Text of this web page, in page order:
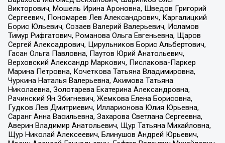
Викторович, Мошель Ирина Ароновна, Шведов Григорий
Сергеевич, Пономарев Лев Александрович, Каргалицкий
Борис Юльевич, Созаев Валерий Валерьевич, Исламов
Тимур Рифгатович, Романова Ольга Евгеньевна, Щаров
Сергей Алексадрович, Цирульников Борис Альбертович,
Гасан Ольга Павловна, Паутов Юрий Анатольевич,
Верховский Александр Маркович, Пислакова-Паркер
Марина Петровна, Кочеткова Татьяна Владимировна,
Чуркина Наталья Валерьевна, Акимова Татьяна
Николаевна, Золотарева Екатерина Александровна,
Рачинский Ян Збигневич, Жемкова Елена Борисовна,
Гудков Лев Дмитриевич, Илларионова Юлия Юрьевна,
Саранг Анна Васильевна, Захарова Светлана Сергеевна,
Аверин Владимир Анатольевич, Щур Татьяна Михайловна,
Щур Николай Алексеевич, Блинушов Андрей Юрьевич,